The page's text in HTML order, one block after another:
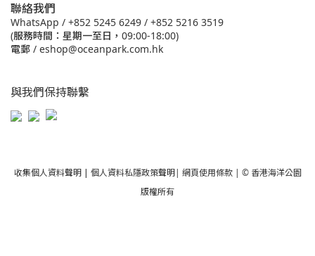
聯絡我們
WhatsApp / +852 5245 6249 / +852 5216 3519
(服務時間：星期一至日，09:00-18:00)
電郵 / eshop@oceanpark.com.hk
與我們保持聯繫
收集個人資料聲明| 個人資料私隱政策聲明| 網頁使用條款 | © 香港海洋公園
版權所有